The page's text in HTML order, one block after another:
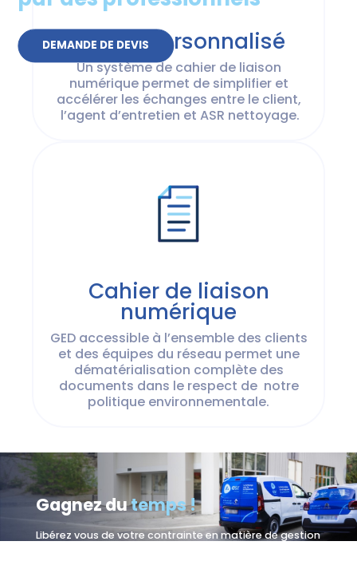
DEMANDE DE DEVIS
Portail personnalisé
Un système de cahier de liaison
numérique permet de simplifier et
accélérer les échanges entre le client,
l’agent d’entretien et ASR nettoyage.
Cahier de liaison
numérique
GED accessible à l’ensemble des clients
et des équipes du réseau permet une
dématérialisation complète des
documents dans le respect de notre
politique environnementale.
Gagnez dutemps !
Libérez vous de votre contrainte en matière de gestion